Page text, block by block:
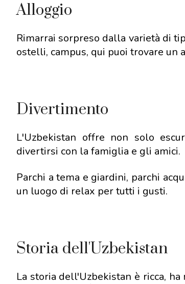
Alloggio
Rimarrai sorpreso dalla varietà di
ostelli, campus, qui puoi trovare un
Divertimento
L'Uzbekistan offre non solo
divertirsi con la famiglia e gli amici.
Parchi a tema e giardini, parchi
un luogo di relax per tutti i gusti.
Storia dell'Uzbekistan
La storia dell'Uzbekistan è ricca,